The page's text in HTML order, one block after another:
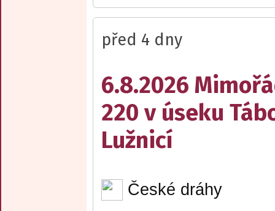
před 4 dny
6.8.2026
220 v úseku
Lužnicí
České dráhy